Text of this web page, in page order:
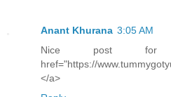
Anant Khurana 3:05 AM
Nice post
href="https://
</a>